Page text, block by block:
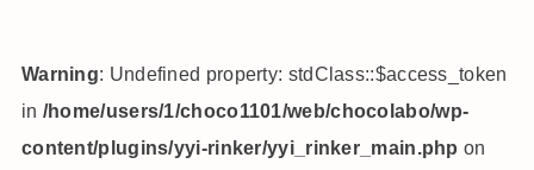
Warning: Undefined property: stdClass::$access_token
in /home/users/1/choco1101/web/chocolabo/wp-
content/plugins/yyi-rinker/yyi_rinker_main.php on